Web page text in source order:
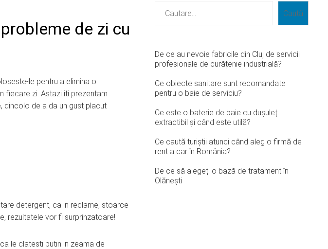
de zi cu
le pentru a elimina o
fiecare zi. Astazi iti prezentam
dincolo de a da un gust placut
detergent, ca in reclame, stoarce
rezultatele vor fi surprinzatoare!
le clatesti putin in zeama de
Caută
De ce au nevoie fabricile din Cluj de servicii
profesionale de curățenie industrială?
Ce obiecte sanitare sunt recomandate
pentru o baie de serviciu?
Ce este o baterie de baie cu dușuleț
extractibil și când este utilă?
Ce caută turiștii atunci când aleg o firmă de
rent a car în România?
De ce să alegeți o bază de tratament în
Olănești